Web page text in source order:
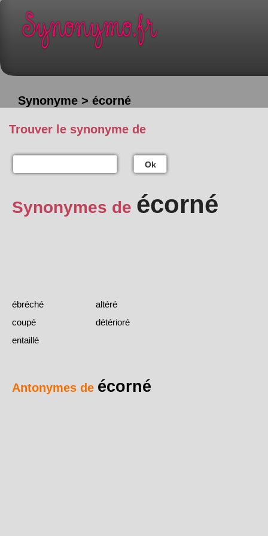
Synonyme > écorné
Trouver le synonyme de
Ok
Synonymes de écorné
ébréché
altéré
coupé
détérioré
entaillé
Antonymes de écorné